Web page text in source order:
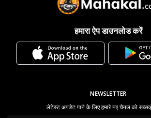
हमारा ऐप डाउनलोड करें
NEWSLETTER
लेटेस्ट अपडेट पाने के लिए हमारे नए चैनल को